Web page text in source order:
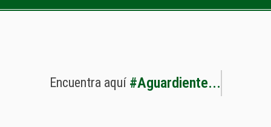
Encuentra aquí #Aguardiente...